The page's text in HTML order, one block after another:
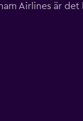
Airlines är